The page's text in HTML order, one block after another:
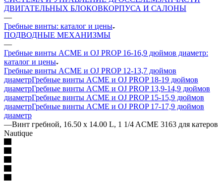
ДВИГАТЕЛЬНЫХ БЛОКОВКОРПУСА И САЛОНЫ
—
Гребные винты: каталог и цены
ПОДВОДНЫЕ МЕХАНИЗМЫ
—
Гребные винты ACME и OJ PROP 16-16,9 дюймов диаметр:
каталог и цены
Гребные винты ACME и OJ PROP 12-13,7 дюймов
диаметрГребные винты ACME и OJ PROP 18-19 дюймов
диаметрГребные винты ACME и OJ PROP 13,9-14,9 дюймов
диаметрГребные винты ACME и OJ PROP 15-15,9 дюймов
диаметрГребные винты ACME и OJ PROP 17-17,9 дюймов
диаметр
—Винт гребной, 16.50 x 14.00 L, 1 1/4 ACME 3163 для катеров
Nautique